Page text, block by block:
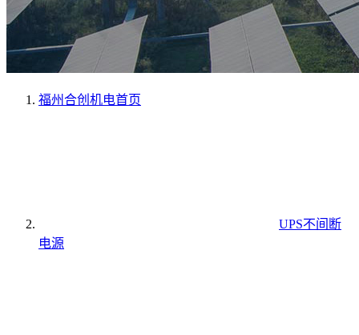
福州合创机电首页
UPS不间断
电源